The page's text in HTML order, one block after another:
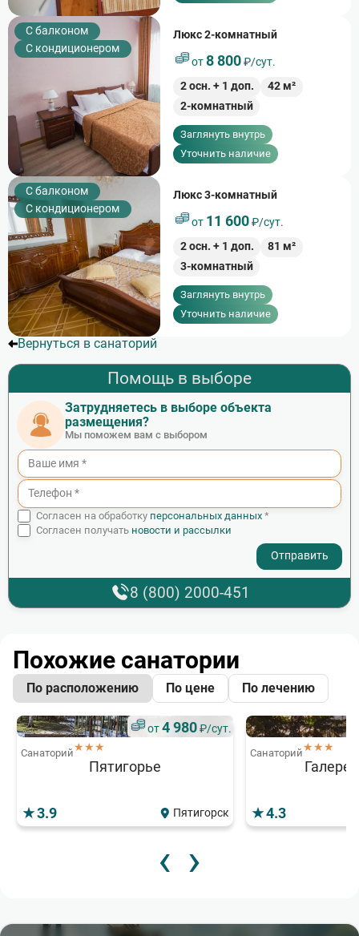
C балконом
С кондиционером
Люкс 2-комнатный
от8 800₽/сут.
2осн. + 1 доп. 42м²
2-комнатный
Заглянуть внутрь
Уточнить наличие
C балконом
С кондиционером
Люкс 3-комнатный
от 11 600₽/сут.
2осн. + 1 доп. 81 м²
3-комнатный
Заглянуть внутрь
Уточнить наличие
Вернуться в санаторий
Помощь в выборе
Затрудняетесь в выборе объекта
размещения?
Мы поможем вам с выбором
Согласен на обработку персональных данных *
Согласен получать новости и рассылки
8 (800) 2000-451
Похожие санатории
По расположению По цене По лечению
от4 980₽/сут.
Санаторий★★★
Пятигорье
3.9 Пятигорск
Санаторий★★★
4.3
‹ ›
Чайка Ревиталь
Яровое Дворец